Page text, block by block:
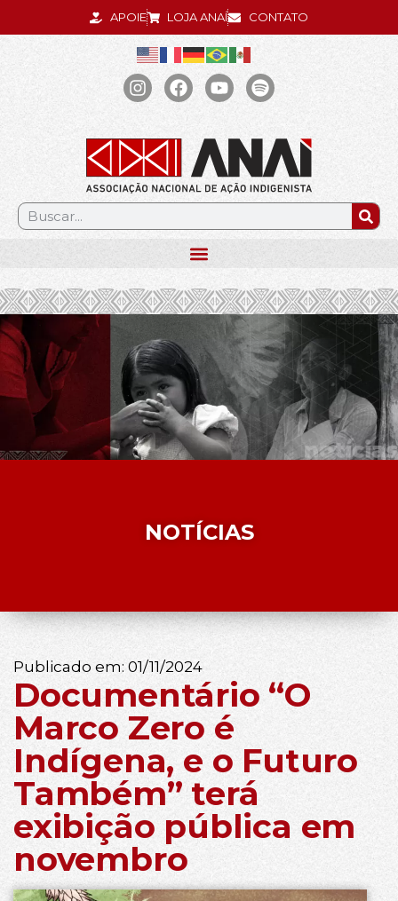
APOIE LOJA ANAÍ CONTATO
.
NOTÍCIAS
Publicado em: 01/11/2024
Documentário “O
Marco Zero é
Indígena, e o Futuro
Também” terá
exibição pública em
novembro